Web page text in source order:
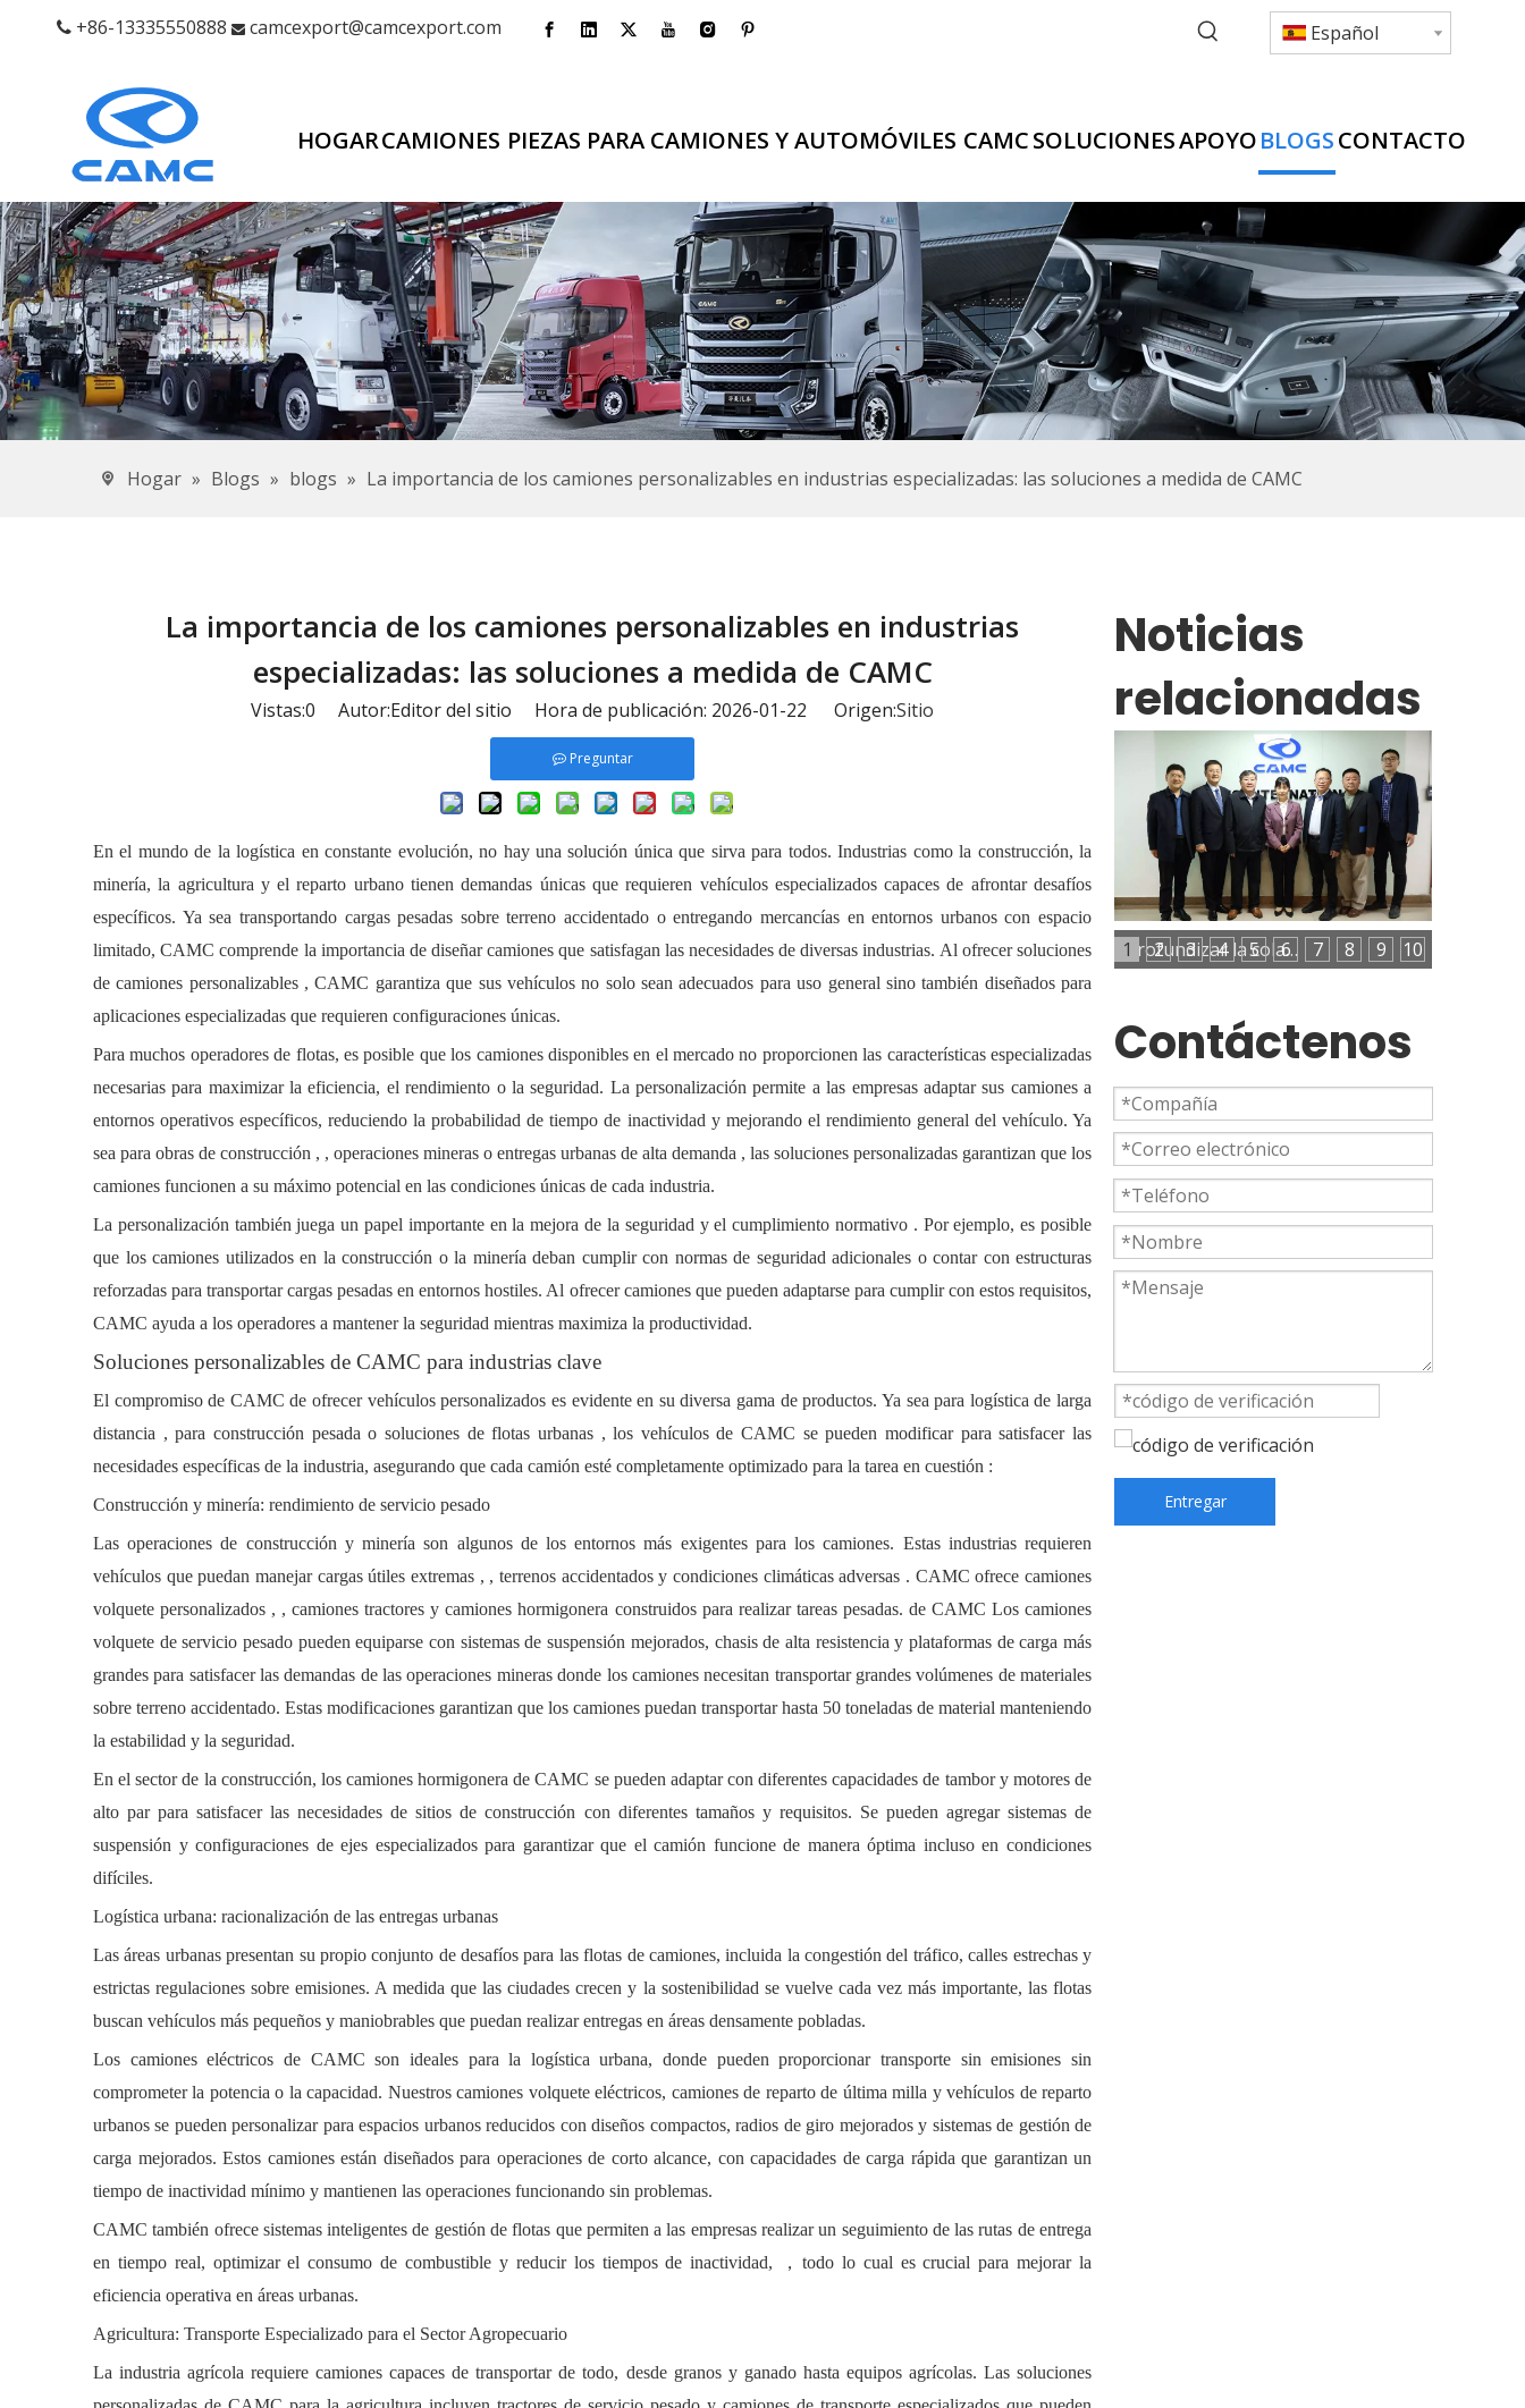
 +86-13335550888  camcexport@camcexport.com Español
HOGARCAMIONES PIEZAS PARA CAMIONES Y AUTOMÓVILES CAMCSOLUCIONESAPOYOBLOGSCONTACTO
Hogar » Blogs » blogs » La importancia de los camiones personalizables en industrias especializadas: las soluciones a medida de CAMC
La importancia de los camiones personalizables en industrias
especializadas: las soluciones a medida de CAMC
Vistas:0 Autor:Editor del sitio Hora de publicación: 2026-01-22 Origen:Sitio
Preguntar
En el mundo de la logística en constante evolución, no hay una solución única que sirva para todos. Industrias como la construcción, la
minería, la agricultura y el reparto urbano tienen demandas únicas que requieren vehículos especializados capaces de afrontar desafíos
específicos. Ya sea transportando cargas pesadas sobre terreno accidentado o entregando mercancías en entornos urbanos con espacio
limitado,CAMCcomprende la importancia de diseñar camiones que satisfagan las necesidades de diversas industrias. Al ofrecersoluciones
de camiones personalizables , CAMC garantiza que sus vehículos no solo sean adecuados para uso general sino también diseñados para
aplicaciones especializadas que requieren configuraciones únicas.
Paramuchos operadores de flotas, es posible que los camiones disponibles en el mercado no proporcionen las características especializadas
necesarias para maximizar la eficiencia, el rendimiento o la seguridad. La personalización permite a las empresas adaptar sus camiones a
entornos operativos específicos, reduciendo la probabilidad de tiempo de inactividad y mejorando el rendimiento general del vehículo. Ya
sea para obras de construcción , , operaciones mineras o entregas urbanas de alta demanda , las soluciones personalizadas garantizan que los
camiones funcionen a su máximo potencial en las condiciones únicas de cada industria.
La personalización también juega un papel importante en la mejorade la seguridad yel cumplimiento normativo . Por ejemplo, es posible
que los camiones utilizados en la construcción o la minería deban cumplir con normas de seguridad adicionales o contar con estructuras
reforzadaspara transportar cargas pesadas en entornos hostiles. Al ofrecer camiones que pueden adaptarse para cumplir con estos requisitos,
CAMC ayuda a los operadores a mantener la seguridad mientras maximiza la productividad.
Soluciones personalizables de CAMC para industrias clave
El compromiso de CAMC de ofrecer vehículos personalizados es evidente en su diversa gama de productos. Ya sea para logística de larga
distancia ,para construcción pesadao soluciones de flotas urbanas , los vehículos de CAMC se pueden modificar para satisfacer las
necesidades específicas de la industria, asegurando que cada camión esté completamente optimizado para la tarea en cuestión :
Construcción y minería: rendimiento de servicio pesado
Las operaciones de construcción y minería son algunos de los entornos más exigentes para los camiones. Estas industrias requieren
vehículos que puedan manejar cargas útiles extremas , ,terrenos accidentadosycondiciones climáticas adversas . CAMC ofrececamiones
volquete personalizados , ,camiones tractoresycamiones hormigonera construidos para realizar tareas pesadas. de CAMC Los camiones
volquete de servicio pesado pueden equiparse con sistemas de suspensión mejorados, chasis de alta resistencia y plataformas de carga más
grandes para satisfacer las demandas de lasoperaciones minerasdonde los camiones necesitan transportar grandes volúmenes de materiales
sobre terreno accidentado. Estas modificaciones garantizan que los camiones puedan transportarhasta 50 toneladas de material manteniendo
la estabilidad y la seguridad.
En el sector de la construcción, los camiones hormigonera de CAMC se pueden adaptar con diferentes capacidades de tambor y motores de
alto parpara satisfacer las necesidades de sitios de construcción con diferentes tamaños y requisitos. Se pueden agregar sistemas de
suspensión y configuraciones de ejes especializados para garantizar que el camión funcione de manera óptima incluso en condiciones
difíciles.
Logística urbana: racionalización de las entregas urbanas
Las áreas urbanas presentan su propio conjunto de desafíos para las flotas de camiones, incluida la congestión del tráfico, calles estrechas y
estrictas regulaciones sobre emisiones. A medida que las ciudades crecen y la sostenibilidad se vuelve cada vez más importante, las flotas
buscan vehículos más pequeños y maniobrables que puedan realizar entregas en áreas densamente pobladas.
Los camiones eléctricos de CAMC son ideales para la logística urbana, donde pueden proporcionar transporte sin emisiones sin
comprometer la potencia o la capacidad. Nuestros camiones volquete eléctricos, camiones de reparto de última milla y vehículos de reparto
urbanos se pueden personalizar para espacios urbanos reducidos con diseños compactos, radios de giro mejorados y sistemas de gestión de
carga mejorados. Estos camiones están diseñados para operaciones de corto alcance, con capacidades de carga rápida que garantizan un
tiempo de inactividad mínimo y mantienen las operaciones funcionando sin problemas.
CAMC también ofrece sistemas inteligentes de gestión de flotas que permiten a las empresas realizar un seguimiento de las rutas de entrega
en tiempo real, optimizar el consumo de combustible y reducir los tiempos de inactividad,
， todo lo cual es crucial para mejorar la
eficiencia operativa en áreas urbanas.
Agricultura: Transporte Especializado para el Sector Agropecuario
La industria agrícola requiere camiones capaces de transportar de todo, desde granos y ganado hasta equipos agrícolas. Las soluciones
Noticias
relacionadas
1 2 3 4 5 6 7 8 9 10
Profundizar la colaboración entre el gobierno, las universidades y las empresas para potenciar el desarrollo del talento industrial
Contáctenos
Entregar